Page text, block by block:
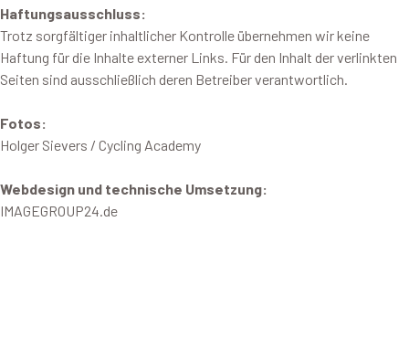
Haftungsausschluss:
Trotz sorgfältiger inhaltlicher Kontrolle übernehmen wir keine
Haftung für die Inhalte externer Links. Für den Inhalt der verlinkten
Seiten sind ausschließlich deren Betreiber verantwortlich.
Fotos:
Holger Sievers / Cycling Academy
Webdesign und technische Umsetzung:
IMAGEGROUP24.de